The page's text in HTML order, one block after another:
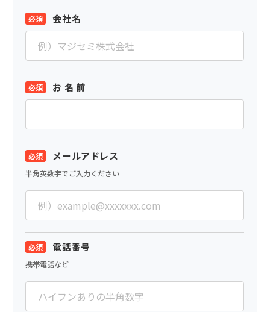
会社名
お 名 前
メールアドレス
半角英数字でご入力ください
電話番号
携帯電話など